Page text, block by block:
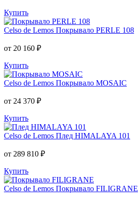
Купить
Celso de Lemos Покрывало PERLE 108
от 20 160 ₽
Купить
Celso de Lemos Покрывало MOSAIC
от 24 370 ₽
Купить
Celso de Lemos Плед HIMALAYA 101
от 289 810 ₽
Купить
Celso de Lemos Покрывало FILIGRANE